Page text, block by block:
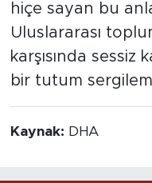
hiçe sayan bu
Uluslararası
karşısında sessiz
bir tutum
Kaynak: DHA